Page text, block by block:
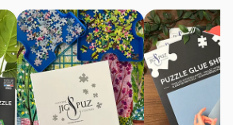
Eurographics-6000-0735
628136607353
1000 pièces